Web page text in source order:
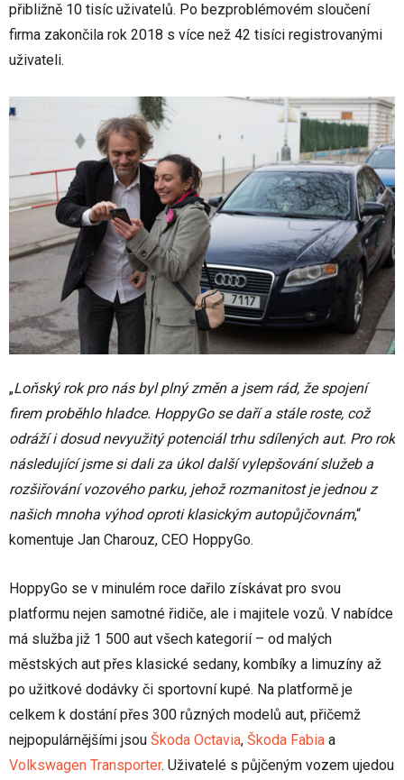
přibližně 10 tisíc uživatelů. Po bezproblémovém sloučení
firma zakončila rok 2018 s více než 42 tisíci registrovanými
uživateli.
„Loňský rok pro nás byl plný změn a jsem rád, že spojení
firem proběhlo hladce. HoppyGo se daří a stále roste, což
odráží i dosud nevyužitý potenciál trhu sdílených aut. Pro rok
následující jsme si dali za úkol další vylepšování služeb a
rozšiřování vozového parku, jehož rozmanitost je jednou z
našich mnoha výhod oproti klasickým autopůjčovnám,“
komentuje Jan Charouz, CEO HoppyGo.
HoppyGo se v minulém roce dařilo získávat pro svou
platformu nejen samotné řidiče, ale i majitele vozů. V nabídce
má služba již 1 500 aut všech kategorií – od malých
městských aut přes klasické sedany, kombíky a limuzíny až
po užitkové dodávky či sportovní kupé. Na platformě je
celkem k dostání přes 300 různých modelů aut, přičemž
nejpopulárnějšími jsou Škoda Octavia, Škoda Fabia a
Volkswagen Transporter. Uživatelé s půjčeným vozem ujedou